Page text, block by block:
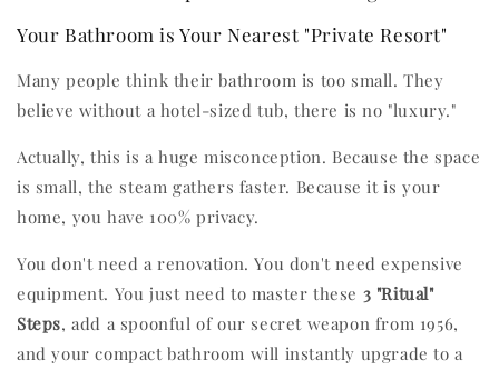
Your Bathroom is Your Nearest "Private Resort"
Many people think their bathroom is too small. They
believe without a hotel-sized tub, there is no "luxury."
Actually, this is a huge misconception. Because the space
is small, the steam gathers faster. Because it is your
home, you have 100% privacy.
You don't need a renovation. You don't need expensive
equipment. You just need to master these 3 "Ritual"
Steps, add a spoonful of our secret weapon from 1956,
and your compact bathroom will instantly upgrade to a